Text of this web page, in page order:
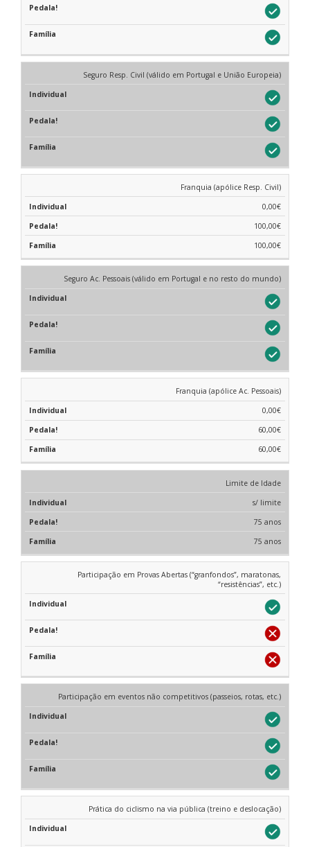
Seguro Resp. Civil (válido em Portugal e União Europeia)
Franquia (apólice Resp. Civil)
0,00€
100,00€
100,00€
Seguro Ac. Pessoais (válido em Portugal e no resto do mundo)
Franquia (apólice Ac. Pessoais)
0,00€
60,00€
60,00€
Limite de Idade
s/ limite
75 anos
75 anos
Participação em Provas Abertas (“granfondos”, maratonas,
“resistências”, etc.)
Participação em eventos não competitivos (passeios, rotas, etc.)
Prática do ciclismo na via pública (treino e deslocação)